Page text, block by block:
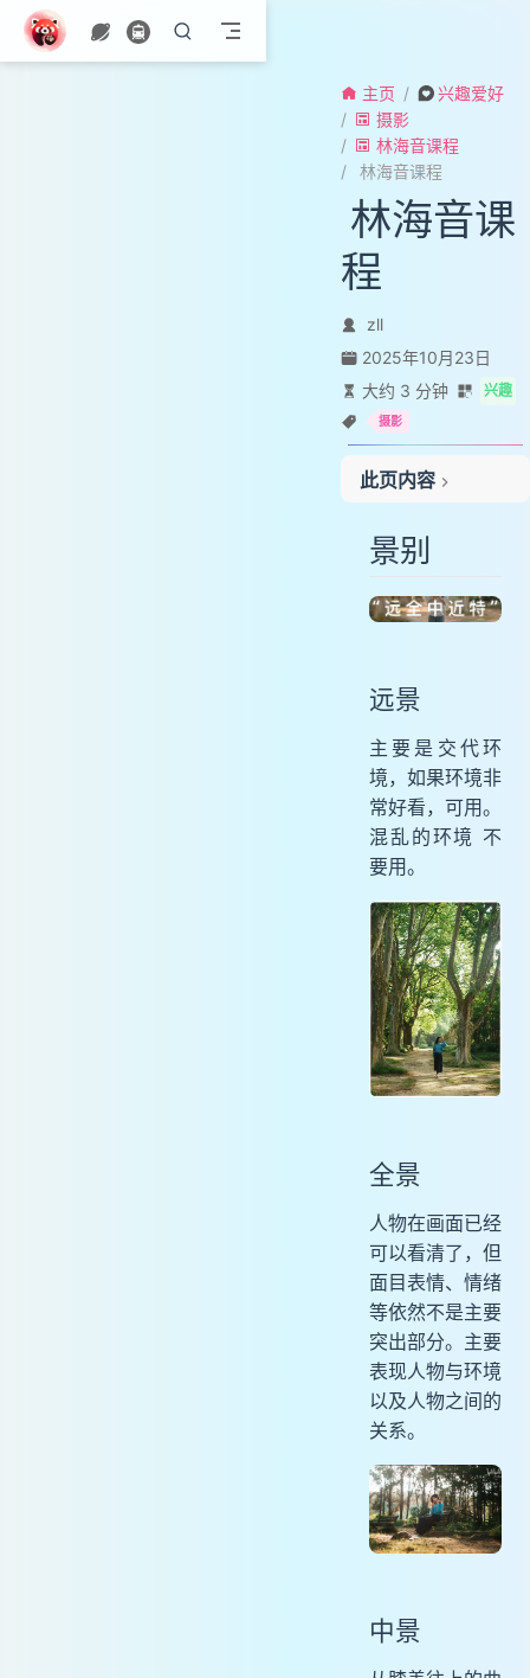
跳至主要內容
主页
兴趣爱好
摄影
林海音课程
林海音课程
林海音课
程
zll
2025年10月23日
大约 3 分钟
兴趣
摄影
此页内容
远景
中景
空镜
景深
人像旅拍
当地特色店铺
建筑物合拍
生活化场景（超市）
纵深感照片
景别
远景
主要是交代环
境，如果环境非
常好看，可用。
混乱的环境 不
要用。
全景
人物在画面已经
可以看清了，但
面目表情、情绪
等依然不是主要
突出部分。主要
表现人物与环境
以及人物之间的
关系。
中景